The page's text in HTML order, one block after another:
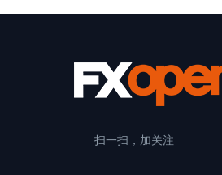
扫一扫，加关注